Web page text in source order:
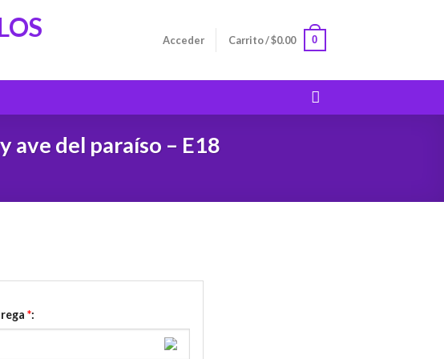
Acceder Carrito /$0.00 0
del paraíso – E18
*: